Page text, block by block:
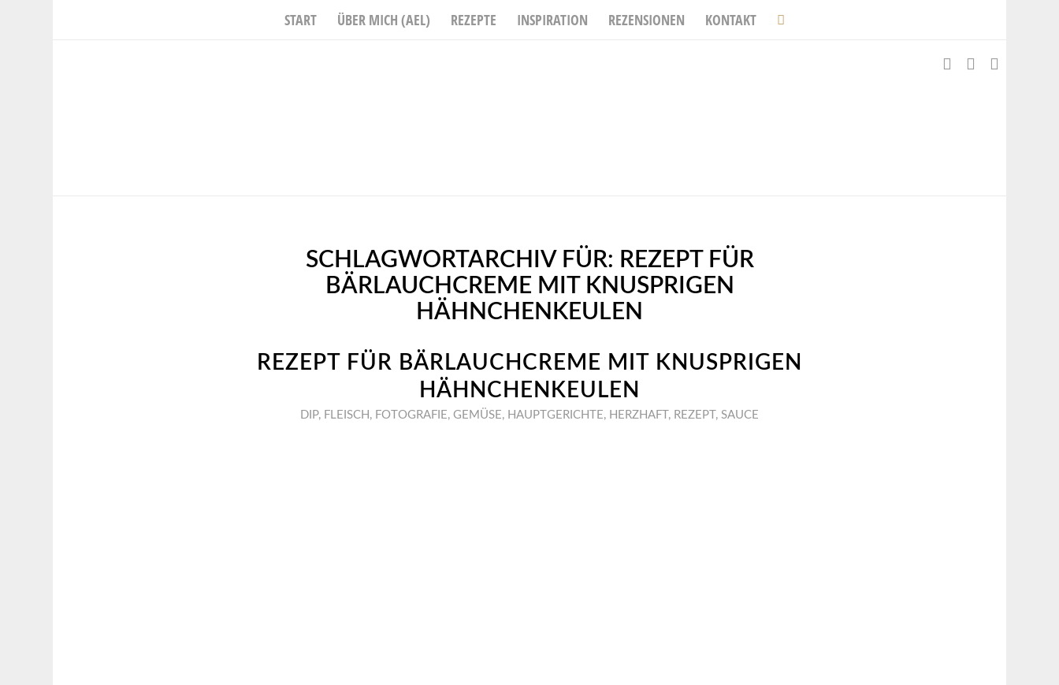
START ÜBER MICH (AEL) REZEPTE INSPIRATION REZENSIONEN KONTAKT
SCHLAGWORTARCHIV FÜR: REZEPT FÜR
BÄRLAUCHCREME MIT KNUSPRIGEN
HÄHNCHENKEULEN
REZEPT FÜR BÄRLAUCHCREME MIT KNUSPRIGEN
HÄHNCHENKEULEN
DIP, FLEISCH , FOTOGRAFIE, GEMÜSE, HAUPTGERICHTE, HERZHAFT , REZEPT , SAUCE